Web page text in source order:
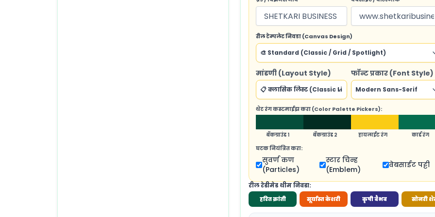
रील टेम्पलेट निवडा (Canvas Design)
मांडणी (Layout Style) फॉन्ट प्रकार (Font Style)
थेट रंग कस्टमाईझ करा (Color Palette Pickers):
बॅकग्राउंड १ बॅकग्राउंड २ हायलाईट रंग कार्ड रंग
घटक नियंत्रित करा:
सुवर्ण कण
(Particles)
स्टार चिन्ह
(Emblem)
वेबसाईट पट्टी
रील रेडीमेड थीम निवडा:
हरित क्रांती सूर्यास्त केशरी कृषी वैभव सोनरी